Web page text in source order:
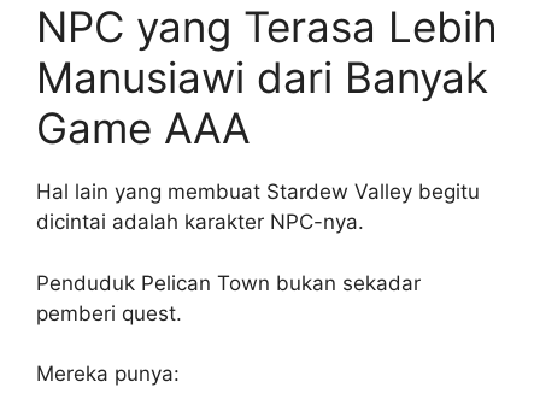
NPC yang Terasa Lebih
Manusiawi dari Banyak
Game AAA
Hal lain yang membuat Stardew Valley begitu
dicintai adalah karakter NPC-nya.
Penduduk Pelican Town bukan sekadar
pemberi quest.
Mereka punya: